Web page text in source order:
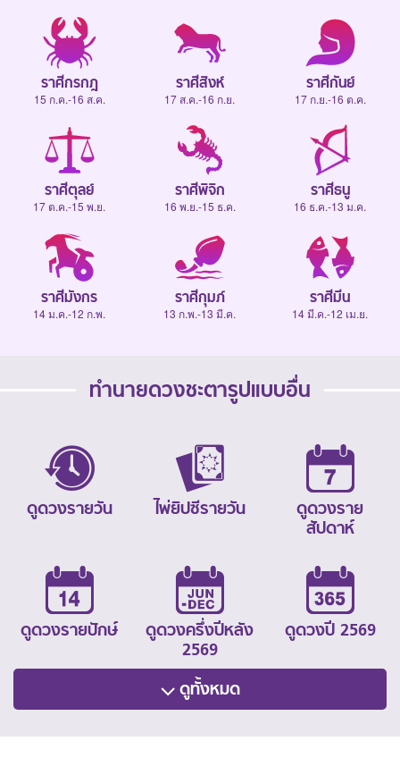
ราศีกรกฎ
15 ก.ค.-16 ส.ค.
ราศีสิงห์
17 ส.ค.-16 ก.ย.
ราศีกันย์
17 ก.ย.-16 ต.ค.
ราศีตุลย์
17 ต.ค.-15 พ.ย.
ราศีพิจิก
16 พ.ย.-15 ธ.ค.
ราศีธนู
16 ธ.ค.-13 ม.ค.
ราศีมังกร
14 ม.ค.-12 ก.พ.
ราศีกุมภ์
13 ก.พ.-13 มี.ค.
ราศีมีน
14 มี.ค.-12 เม.ย.
ทำนายดวงชะตารูปแบบอื่น
ดูดวงรายวัน ไพ่ยิปซีรายวัน
ดูดวงราย
สัปดาห์
ดูดวงรายปักษ์
ดูดวงครึ่งปีหลัง
2569
ดูดวงปี 2569
ดูทั้งหมด